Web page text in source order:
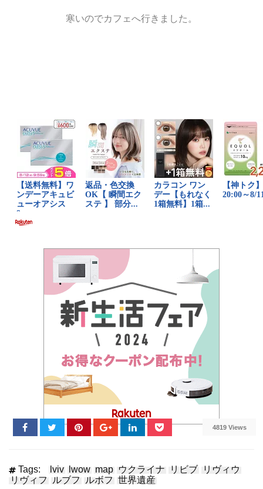
寒いのでカフェへ行きました。
4819 Views
Tags: lviv lwow map ウクライナ リビブ
リヴィウ
リヴィフ
ルブフ ルボフ 世界遺産